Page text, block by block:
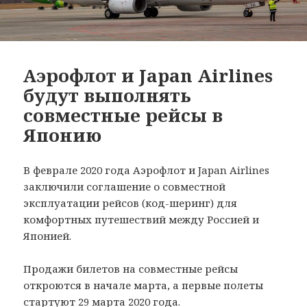
Аэрофлот и Japan Airlines
будут выполнять
совместные рейсы в
Японию
В феврале 2020 года Аэрофлот и Japan Airlines
заключили соглашение о совместной
эксплуатации рейсов (код-шеринг) для
комфортных путешествий между Россией и
Японией.
Продажи билетов на совместные рейсы
откроются в начале марта, а первые полеты
стартуют 29 марта 2020 года.